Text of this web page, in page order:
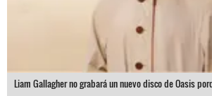
Liam Gallagher no grabará un nuevo disco de Oasis